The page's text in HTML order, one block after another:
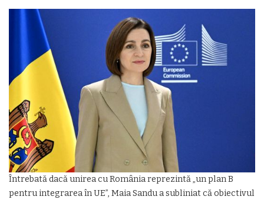
Întrebată dacă unirea cu România reprezintă „un plan B
pentru integrarea în UE”, Maia Sandu a subliniat că obiectivul